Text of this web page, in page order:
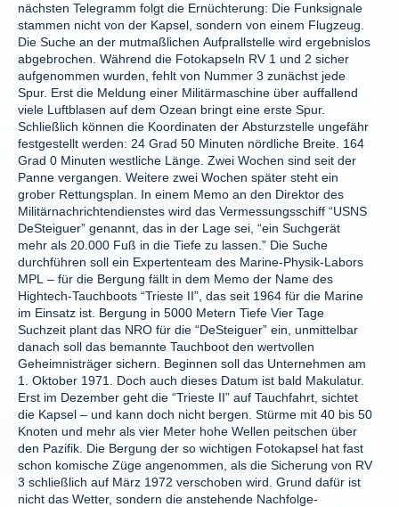
nächsten Telegramm folgt die Ernüchterung: Die Funksignale
stammen nicht von der Kapsel, sondern von einem Flugzeug.
Die Suche an der mutmaßlichen Aufprallstelle wird ergebnislos
abgebrochen. Während die Fotokapseln RV 1 und 2 sicher
aufgenommen wurden, fehlt von Nummer 3 zunächst jede
Spur. Erst die Meldung einer Militärmaschine über auffallend
viele Luftblasen auf dem Ozean bringt eine erste Spur.
Schließlich können die Koordinaten der Absturzstelle ungefähr
festgestellt werden: 24 Grad 50 Minuten nördliche Breite. 164
Grad 0 Minuten westliche Länge. Zwei Wochen sind seit der
Panne vergangen. Weitere zwei Wochen später steht ein
grober Rettungsplan. In einem Memo an den Direktor des
Militärnachrichtendienstes wird das Vermessungsschiff “USNS
DeSteiguer” genannt, das in der Lage sei, “ein Suchgerät
mehr als 20.000 Fuß in die Tiefe zu lassen.” Die Suche
durchführen soll ein Expertenteam des Marine-Physik-Labors
MPL – für die Bergung fällt in dem Memo der Name des
Hightech-Tauchboots “Trieste II”, das seit 1964 für die Marine
im Einsatz ist. Bergung in 5000 Metern Tiefe Vier Tage
Suchzeit plant das NRO für die “DeSteiguer” ein, unmittelbar
danach soll das bemannte Tauchboot den wertvollen
Geheimnisträger sichern. Beginnen soll das Unternehmen am
1. Oktober 1971. Doch auch dieses Datum ist bald Makulatur.
Erst im Dezember geht die “Trieste II” auf Tauchfahrt, sichtet
die Kapsel – und kann doch nicht bergen. Stürme mit 40 bis 50
Knoten und mehr als vier Meter hohe Wellen peitschen über
den Pazifik. Die Bergung der so wichtigen Fotokapsel hat fast
schon komische Züge angenommen, als die Sicherung von RV
3 schließlich auf März 1972 verschoben wird. Grund dafür ist
nicht das Wetter, sondern die anstehende Nachfolge-